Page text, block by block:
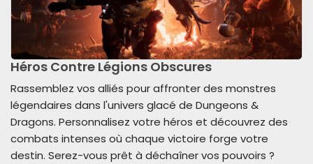
Héros Contre Légions Obscures
Rassemblez vos alliés pour affronter des monstres
légendaires dans l'univers glacé de Dungeons &
Dragons. Personnalisez votre héros et découvrez des
combats intenses où chaque victoire forge votre
destin. Serez-vous prêt à déchaîner vos pouvoirs ?